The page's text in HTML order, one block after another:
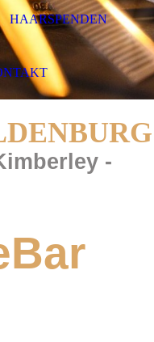
-
HAARSPENDEN